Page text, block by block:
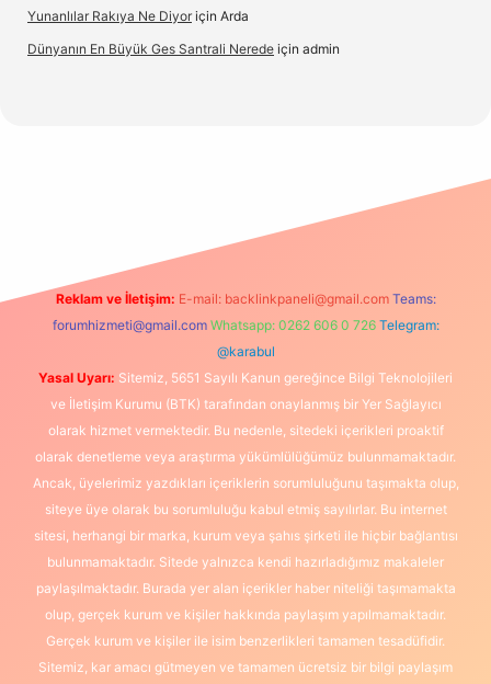
Yunanlılar Rakıya Ne Diyor için Arda
Dünyanın En Büyük Ges Santrali Nerede için admin
Reklam ve İletişim: E-mail: backlinkpaneli@gmail.com Teams:
forumhizmeti@gmail.com Whatsapp: 0262 606 0 726 Telegram:
@karabul
Yasal Uyarı: Sitemiz, 5651 Sayılı Kanun gereğince Bilgi Teknolojileri
ve İletişim Kurumu (BTK) tarafından onaylanmış bir Yer Sağlayıcı
olarak hizmet vermektedir. Bu nedenle, sitedeki içerikleri proaktif
olarak denetleme veya araştırma yükümlülüğümüz bulunmamaktadır.
Ancak, üyelerimiz yazdıkları içeriklerin sorumluluğunu taşımakta olup,
siteye üye olarak bu sorumluluğu kabul etmiş sayılırlar. Bu internet
sitesi, herhangi bir marka, kurum veya şahıs şirketi ile hiçbir bağlantısı
bulunmamaktadır. Sitede yalnızca kendi hazırladığımız makaleler
paylaşılmaktadır. Burada yer alan içerikler haber niteliği taşımamakta
olup, gerçek kurum ve kişiler hakkında paylaşım yapılmamaktadır.
Gerçek kurum ve kişiler ile isim benzerlikleri tamamen tesadüfidir.
Sitemiz, kar amacı gütmeyen ve tamamen ücretsiz bir bilgi paylaşım